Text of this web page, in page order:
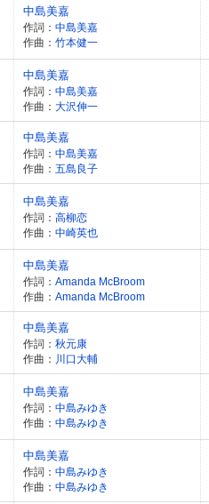
中島美嘉
作詞： 中島美嘉
作曲： 竹本健一
中島美嘉
作詞： 中島美嘉
作曲： 大沢伸一
中島美嘉
作詞： 中島美嘉
作曲： 五島良子
中島美嘉
作詞： 高柳恋
作曲： 中崎英也
中島美嘉
作詞： Amanda McBroom
作曲： Amanda McBroom
中島美嘉
作詞： 秋元康
作曲： 川口大輔
中島美嘉
作詞： 中島みゆき
作曲： 中島みゆき
中島美嘉
作詞： 中島みゆき
作曲： 中島みゆき